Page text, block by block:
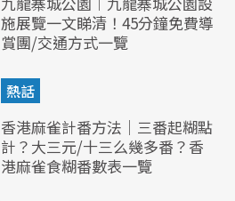
施展覽一文睇清！45分鐘免費導
賞團/交通方式一覽
熱話
香港麻雀計番方法｜三番起糊點
計？大三元/十三么幾多番？香
港麻雀食糊番數表一覽